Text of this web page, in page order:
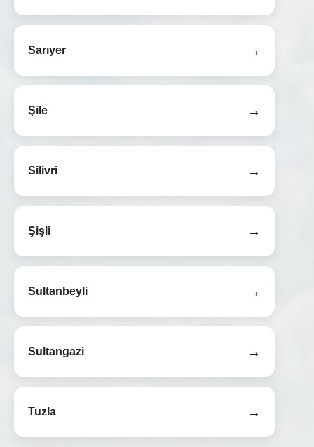
Sarıyer →
Şile →
Silivri →
Şişli →
Sultanbeyli →
Sultangazi →
Tuzla →